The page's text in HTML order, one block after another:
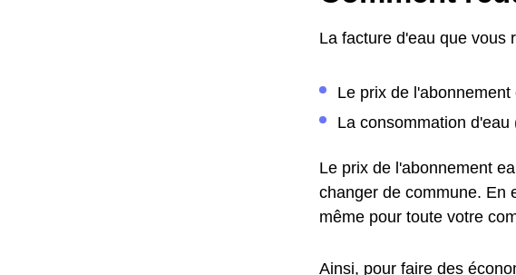
La facture d'eau que vous
Le prix de
La consommation d'eau
Le prix de l'abonnement
changer de commune. En
même pour toute votre
Ainsi, pour faire des